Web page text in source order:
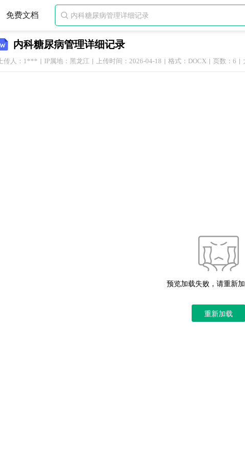
免费文档 
内科糖尿病管理详细记录
上传人：1*** IP属地：黑龙江 上传时间：2026-04-18 格式：DOCX 页数：6
预览加载失败，请重新
重新加载